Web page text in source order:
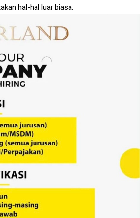
hal-hal luar biasa.